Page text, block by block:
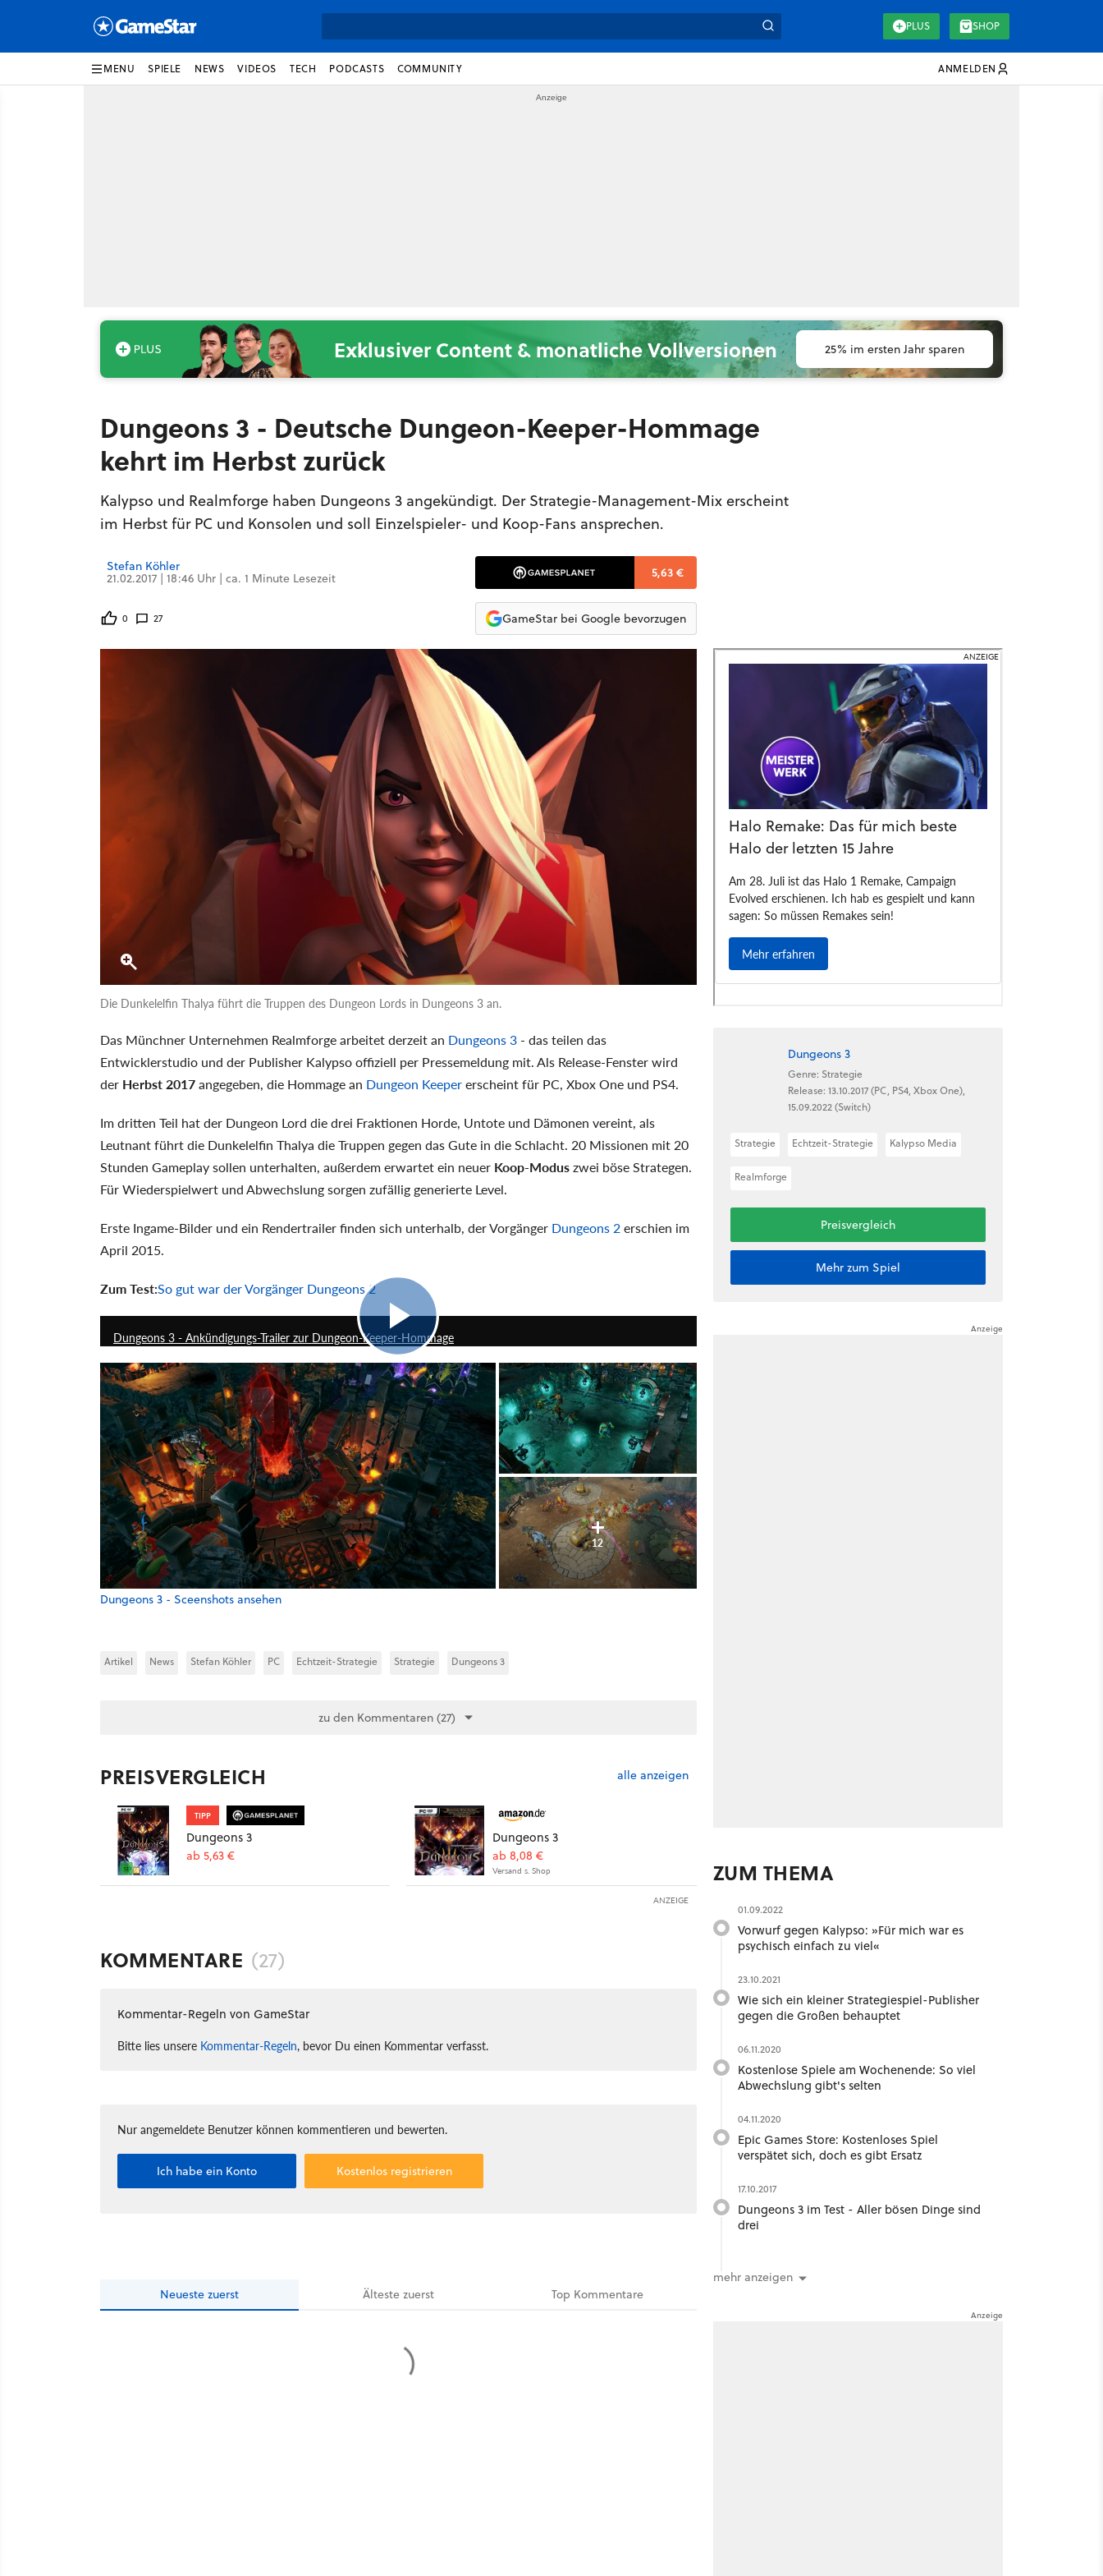
PLUS SHOP
MENU SPIELE NEWS VIDEOS TECH PODCASTS COMMUNITY ANMELDEN
Exklusiver Content & monatliche Vollversionen 25% im ersten Jahr sparen
Dungeons 3 - Deutsche Dungeon-Keeper-Hommage
kehrt im Herbst zurück
Kalypso und Realmforge haben Dungeons 3 angekündigt. Der Strategie-Management-Mix erscheint
im Herbst für PC und Konsolen und soll Einzelspieler- und Koop-Fans ansprechen.
Stefan Köhler
21.02.2017 | 18:46 Uhr | ca. 1 Minute Lesezeit
0 27
5,63 €
GameStar bei Google bevorzugen
Die Dunkelelfin Thalya führt die Truppen des Dungeon Lords in Dungeons 3 an.
Das Münchner Unternehmen Realmforge arbeitet derzeit an Dungeons 3 - das teilen das
Entwicklerstudio und der Publisher Kalypso offiziell per Pressemeldung mit. Als Release-Fenster wird
der Herbst 2017angegeben, die Hommage an Dungeon Keepererscheint für PC, Xbox One und PS4.
Im dritten Teil hat der Dungeon Lord die drei Fraktionen Horde, Untote und Dämonen vereint, als
Leutnant führt die Dunkelelfin Thalya die Truppen gegen das Gute in die Schlacht. 20 Missionen mit 20
Stunden Gameplay sollen unterhalten, außerdem erwartet ein neuer Koop-Moduszwei böse Strategen.
Für Wiederspielwert und Abwechslung sorgen zufällig generierte Level.
Erste Ingame-Bilder und ein Rendertrailer finden sich unterhalb, der Vorgänger Dungeons 2erschien im
April 2015.
Zum Test:So gut war der Vorgänger Dungeons 2
Dungeons 3 - Ankündigungs-Trailer zur Dungeon-Keeper-Hommage
12
Dungeons 3 - Sceenshots ansehen
Artikel News Stefan Köhler PC Echtzeit-Strategie Strategie Dungeons 3
zu den Kommentaren (27)
PREISVERGLEICH alle anzeigen
TIPP
Dungeons 3
ab 5,63 €
Dungeons 3
ab 8,08 €
Versand s. Shop
ANZEIGE
KOMMENTARE (27)
Kommentar-Regeln von GameStar
Bitte lies unsere Kommentar-Regeln, bevor Du einen Kommentar verfasst.
Nur angemeldete Benutzer können kommentieren und bewerten.
Ich habe ein Konto Kostenlos registrieren
Neueste zuerst Ältestezuerst Top Kommentare
Dungeons 3
Genre: Strategie
Release: 13.10.2017 (PC, PS4, Xbox One),
15.09.2022 (Switch)
Strategie Echtzeit-Strategie Kalypso Media
Realmforge
Preisvergleich
Mehr zum Spiel
ZUM THEMA
01.09.2022
Vorwurf gegen Kalypso: »Für mich war es
psychisch einfach zu viel«
23.10.2021
Wie sich ein kleiner Strategiespiel-Publisher
gegen die Großen behauptet
06.11.2020
Kostenlose Spiele am Wochenende: So viel
Abwechslung gibt's selten
04.11.2020
Epic Games Store: Kostenloses Spiel
verspätet sich, doch es gibt Ersatz
17.10.2017
Dungeons 3 im Test - Aller bösen Dinge sind
drei
mehr anzeigen